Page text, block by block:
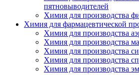
пятновыводителей
Химия для производства
Химия для фармацевтической
Химия для производства
Химия для производства
Химия для производства
Химия для производства
Химия для производства